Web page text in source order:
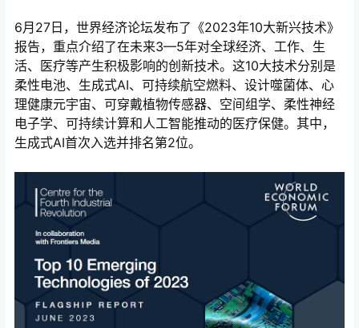
6月27日，世界经济论坛发布了《2023年10大新兴技术》
报告，重点介绍了在未来3—5年对全球经济、工作、生
活、医疗等产生积极影响的创新技术。这10大技术分别是
柔性电池、生成式AI、可持续航空燃料、设计噬菌体、心
理健康元宇宙、可穿戴植物传感器、空间组学、柔性神经
电子学、可持续计算和人工智能推动的医疗保健。其中，
生成式AI首次入选并排名第2位。